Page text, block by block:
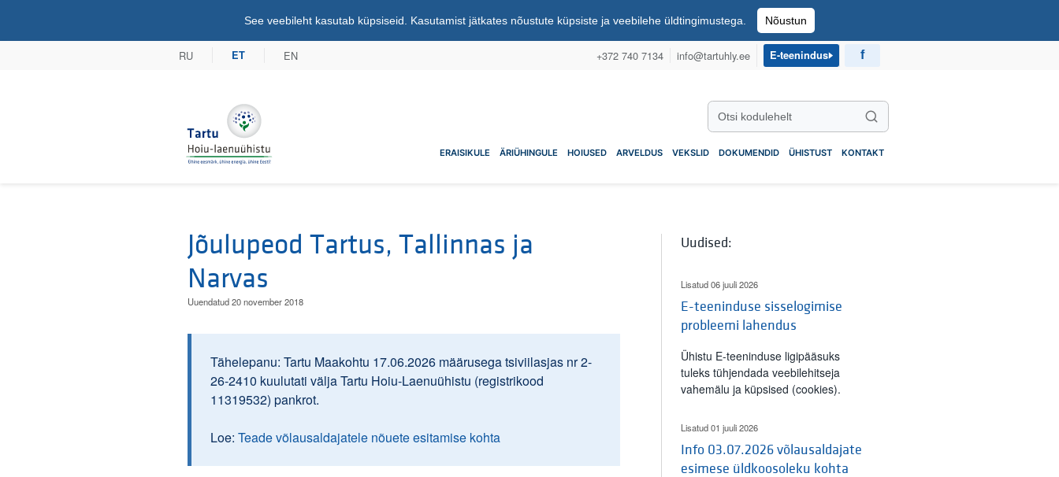
See veebileht kasutab küpsiseid. Kasutamist jätkates nõustute küpsiste ja veebilehe üldtingimustega. Nõustun
RU ET EN +372 740 7134 info@tartuhly.ee E-teenindus
Tartu Hoiu-laenuühistu
Otsi kodulehelt
Otsi
ERAISIKULE ÄRIÜHINGULE HOIUSED ARVELDUS VEKSLID DOKUMENDID ÜHISTUST KONTAKT
Jõulupeod Tartus, Tallinnas ja
Narvas
Uuendatud 20 november 2018
Tähelepanu: Tartu Maakohtu 17.06.2026 määrusega tsiviilasjas nr 2-
26-2410 kuulutati välja Tartu Hoiu-Laenuühistu (registrikood
11319532) pankrot.
Loe: Teade võlausaldajatele nõuete esitamise kohta
Uudised:
Lisatud 06 juuli 2026
E-teeninduse sisselogimise
probleemi lahendus
Ühistu E-teeninduse ligipääsuks
tuleks tühjendada veebilehitseja
vahemälu ja küpsised (cookies).
Lisatud 01 juuli 2026
Info 03.07.2026 võlausaldajate
esimese üldkoosoleku kohta